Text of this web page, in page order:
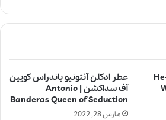
هی وود سیلور وایند وود-He
عطر ادکلن آنتونیو باندراس کویین
آف سداکشن | Antonio
Banderas Queen of Seduction
مارس 28, 2022